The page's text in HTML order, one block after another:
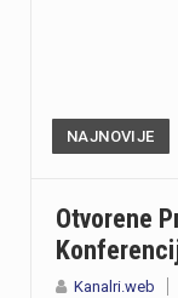
NAJNOVIJE
Otvorene
Kanalri.web